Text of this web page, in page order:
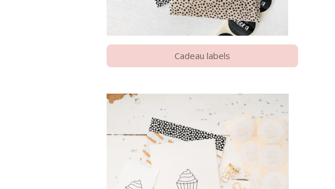
Cadeau labels